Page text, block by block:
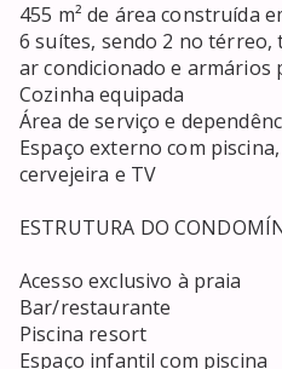
455 m² de área construída
6 suítes, sendo 2 no térreo,
ar condicionado e armários
Cozinha equipada
Área de serviço e
Espaço externo com
cervejeira e TV
ESTRUTURA DO
Acesso exclusivo à praia
Bar/restaurante
Piscina resort
Espaço infantil com piscina